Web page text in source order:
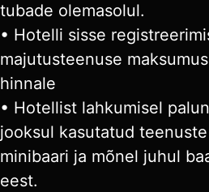
tubade olemasolul.
• Hotelli sisse
majutusteenuse
hinnale
• Hotellist lahkumisel
jooksul kasutatud
minibaari ja mõnel juhul
eest.